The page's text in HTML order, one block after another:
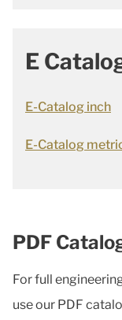
E
E-Catalog inch
E-Catalog
PDF
For full
use our PDF